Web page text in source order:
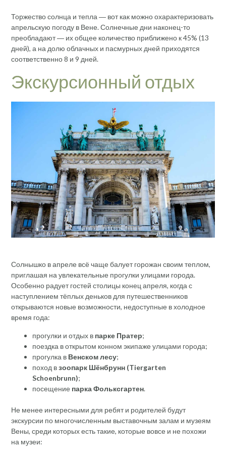
Торжество солнца и тепла ― вот как можно охарактеризовать
апрельскую погоду в Вене. Солнечные дни наконец-то
преобладают ― их общее количество приближено к 45% (13
дней), а на долю облачных и пасмурных дней приходятся
соответственно 8 и 9 дней.
Экскурсионный отдых
Солнышко в апреле всё чаще балует горожан своим теплом,
приглашая на увлекательные прогулки улицами города.
Особенно радует гостей столицы конец апреля, когда с
наступлением тёплых деньков для путешественников
открываются новые возможности, недоступные в холодное
время года:
прогулки и отдых в парке Пратер;
поездка в открытом конном экипаже улицами города;
прогулка в Венском лесу;
поход взоопарк Шёнбрунн (Tiergarten
Schoenbrunn);
посещение парка Фольксгартен.
Не менее интересными для ребят и родителей будут
экскурсии по многочисленным выставочным залам и музеям
Вены, среди которых есть такие, которые вовсе и не похожи
на музеи: